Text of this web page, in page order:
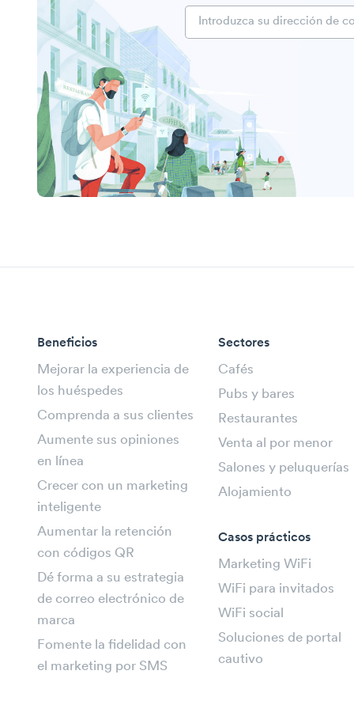
Beneficios
Mejorar la experiencia de
los huéspedes
Comprenda a sus clientes
Aumente sus opiniones
en línea
Crecer con un marketing
inteligente
Aumentar la retención
con códigos QR
Dé forma a su estrategia
de correo electrónico de
marca
Fomente la fidelidad con
el marketing por SMS
Sectores
Cafés
Pubs y bares
Restaurantes
Venta al por menor
Salones y peluquerías
Alojamiento
Casos prácticos
Marketing WiFi
WiFi para invitados
WiFi social
Soluciones de portal
cautivo